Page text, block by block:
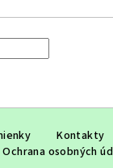
Kontakty
Ochrana osobných